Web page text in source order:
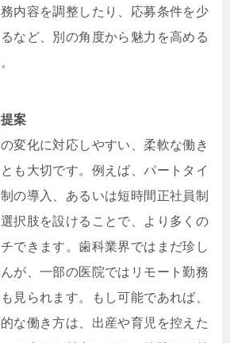
内容を調整したり、応募条件を少
など、別の角度から魅力を高める
案
変化に対応しやすい、柔軟な働き
も大切です。例えば、パートタイ
の導入、あるいは短時間正社員制
択肢を設けることで、より多くの
できます。歯科業界ではまだ珍し
が、一部の医院ではリモート勤務
見られます。もし可能であれば、
な働き方は、出産や育児を控えた